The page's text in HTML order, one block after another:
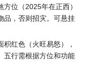
位（2025年在正西）
品，否则招灾。可悬挂
红色（火旺易怒），
五行需根据方位和功能